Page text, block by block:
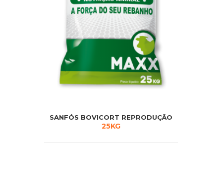
SANFÓS BOVICORT REPRODUÇÃO
25KG